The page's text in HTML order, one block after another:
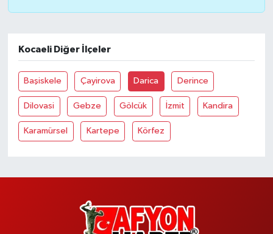
Kocaeli Diğer İlçeler
Başiskele Çayirova Darica Derince
Dilovasi Gebze Gölcük İzmit Kandira
Karamürsel Kartepe Körfez